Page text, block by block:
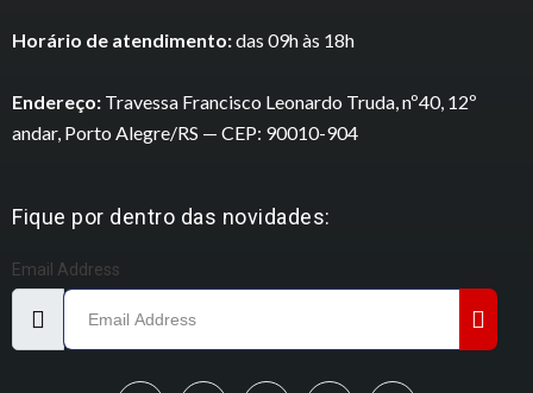
Horário de atendimento:das 09h às 18h
Endereço: Travessa Francisco Leonardo Truda, nº40, 12º
andar, Porto Alegre/RS — CEP: 90010-904
Fique por dentro das novidades:
Email Address